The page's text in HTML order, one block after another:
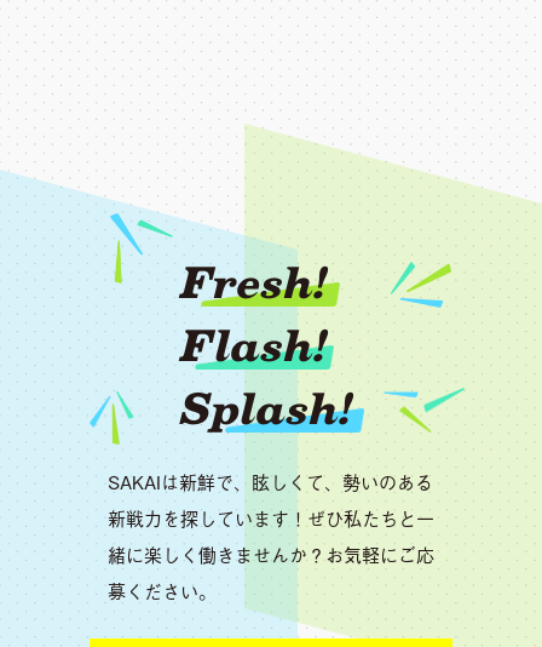
Fresh!
Flash!
Splash!
SAKAIは新鮮で、眩しくて、勢いのある
新戦力を探しています！ぜひ私たちと一
緒に楽しく働きませんか？お気軽にご応
募ください。